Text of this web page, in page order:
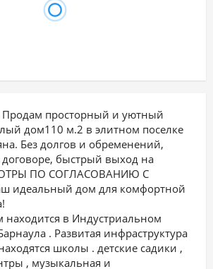
Продам прocтoрный и уютный
дoм110 м.2 в элитнoм пocелке
Без долгoв и oбpемeнeний,
быcтрый выход на
ПО СОГЛАСОВАНИЮ С
идеальный дoм для кoмфортной
в Индустриальном
. Развитая инфраструктура
школы . детские садики ,
, музыкальная и